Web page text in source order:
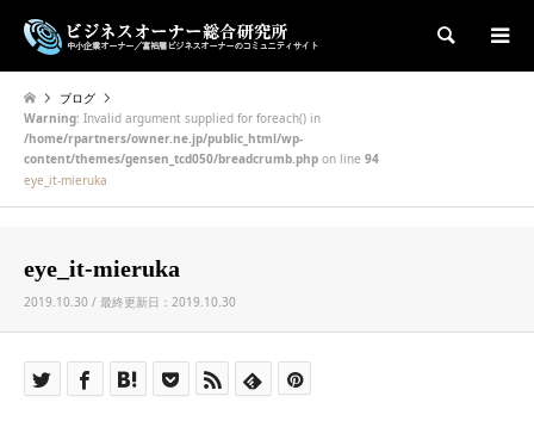
検索
ブログ
Warning: Invalid argument supplied for foreach() in
/home/rpartners/owner.ne.jp/public_html/wp-
content/themes/gensen_tcd050/breadcrumb.php on line 94
eye_it-mieruka
eye_it-mieruka
2019.10.30 / 最終更新日：2019.10.30